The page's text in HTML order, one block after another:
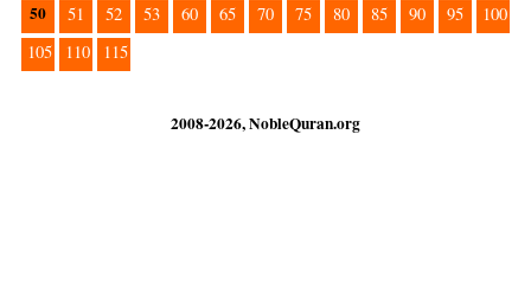
50 51 52 53 60 65 70 75 80 85 90 95
100
105
110 115
2008-2026, NobleQuran.org